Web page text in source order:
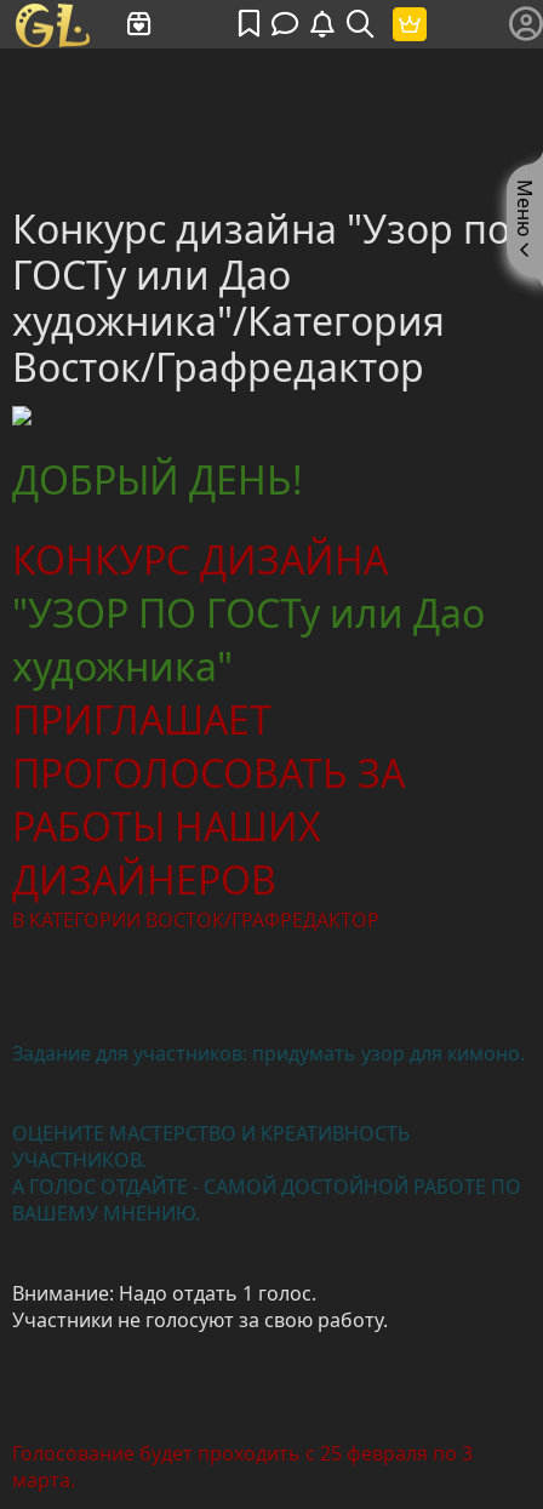
Конкурс дизайна "Узор по
ГОСТу или Дао
художника"/Категория
Восток/Графредактор
ДОБРЫЙ ДЕНЬ!
КОНКУРС ДИЗАЙНА
"УЗОР ПО ГОСТу или Дао
художника"
ПРИГЛАШАЕТ
ПРОГОЛОСОВАТЬ ЗА
РАБОТЫ НАШИХ
ДИЗАЙНЕРОВ
В КАТЕГОРИИ ВОСТОК/ГРАФРЕДАКТОР
Задание для участников: придумать узор для кимоно.
ОЦЕНИТЕ МАСТЕРСТВО И КРЕАТИВНОСТЬ
УЧАСТНИКОВ.
А ГОЛОС ОТДАЙТЕ - САМОЙ ДОСТОЙНОЙ РАБОТЕ ПО
ВАШЕМУ МНЕНИЮ.
Внимание: Надо отдать 1 голос.
Участники не голосуют за свою работу.
Голосование будет проходить с 25 февраля по 3
марта.
Меню